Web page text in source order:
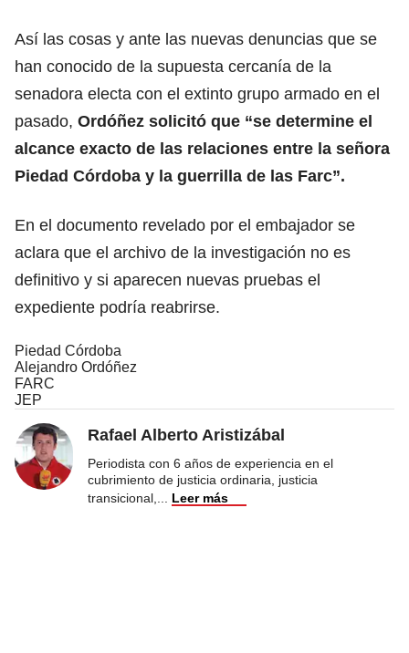
Así las cosas y ante las nuevas denuncias que se
han conocido de la supuesta cercanía de la
senadora electa con el extinto grupo armado en el
pasado, Ordóñez solicitó que “se determine el
alcance exacto de las relaciones entre la señora
Piedad Córdoba y la guerrilla de las Farc”.
En el documento revelado por el embajador se
aclara que el archivo de la investigación no es
definitivo y si aparecen nuevas pruebas el
expediente podría reabrirse.
Piedad Córdoba
Alejandro Ordóñez
FARC
JEP
Rafael Alberto Aristizábal
Periodista con 6 años de experiencia en el
cubrimiento de justicia ordinaria, justicia
transicional,
Leer más